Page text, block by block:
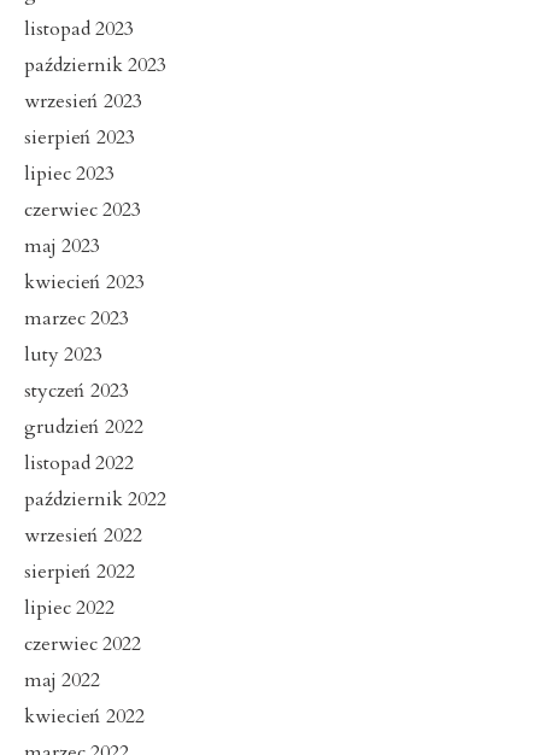
listopad 2023
październik 2023
wrzesień 2023
sierpień 2023
lipiec 2023
czerwiec 2023
maj 2023
kwiecień 2023
marzec 2023
luty 2023
styczeń 2023
grudzień 2022
listopad 2022
październik 2022
wrzesień 2022
sierpień 2022
lipiec 2022
czerwiec 2022
maj 2022
kwiecień 2022